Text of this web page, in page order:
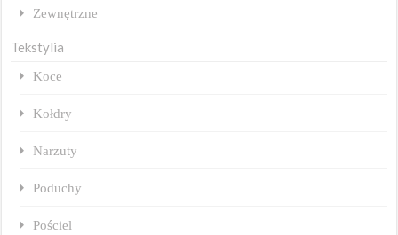
Zewnętrzne
Tekstylia
Koce
Kołdry
Narzuty
Poduchy
Pościel